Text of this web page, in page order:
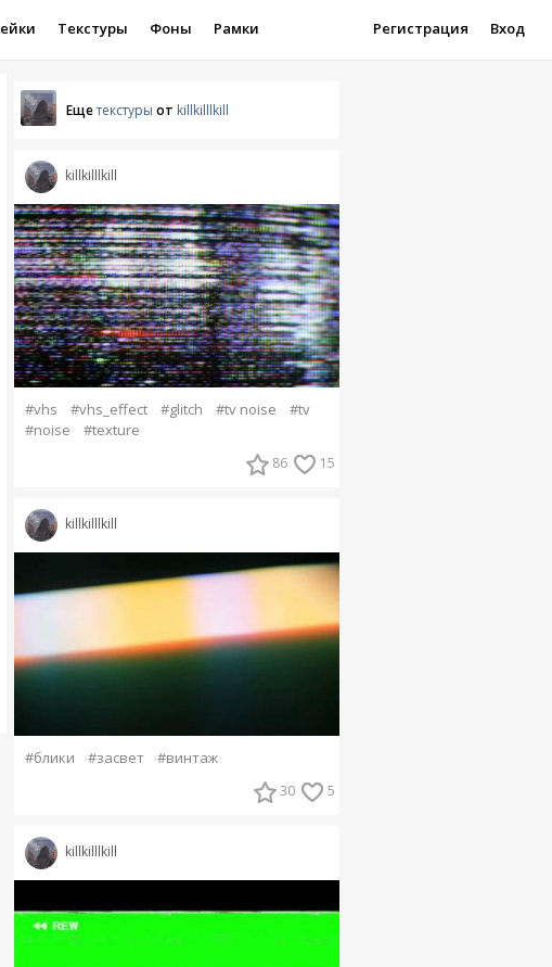
Текстуры Фоны Рамки Регистрация Вход
Ещетекстуры от killkilllkill
killkilllkill
#vhs #vhs_effect #glitch #tv noise
#tv
#noise
#texture
86 15
killkilllkill
#блики #засвет #винтаж
30 5
killkilllkill